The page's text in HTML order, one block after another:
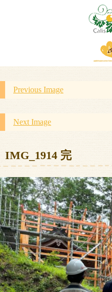
Previous Image
Next Image
IMG_1914 完